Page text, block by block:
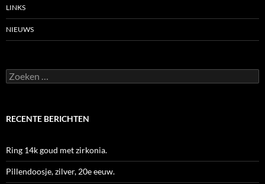
LINKS
NIEUWS
Zoeken
naar:
RECENTE BERICHTEN
Ring 14k goud met zirkonia.
Pillendoosje, zilver, 20e eeuw.